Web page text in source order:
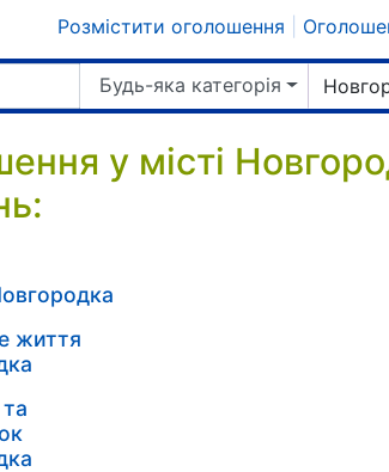
Розмістити оголошення
Будь-яка категорія
у місті
життя